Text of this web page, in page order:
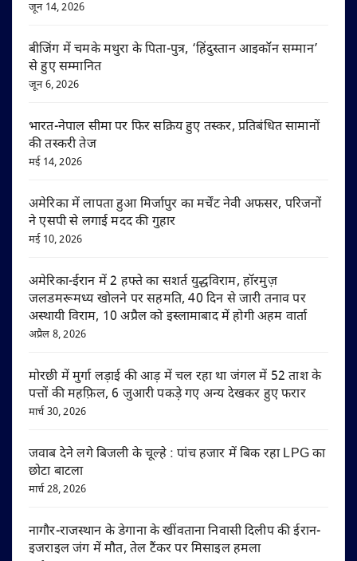
जून 14, 2026
बीजिंग में चमके मथुरा के पिता-पुत्र, ‘हिंदुस्तान आइकॉन सम्मान’
से हुए सम्मानित
जून 6, 2026
भारत-नेपाल सीमा पर फिर सक्रिय हुए तस्कर, प्रतिबंधित सामानों
की तस्करी तेज
मई 14, 2026
अमेरिका में लापता हुआ मिर्जापुर का मर्चेंट नेवी अफसर, परिजनों
ने एसपी से लगाई मदद की गुहार
मई 10, 2026
अमेरिका-ईरान में 2 हफ्ते का सशर्त युद्धविराम, हॉरमुज़
जलडमरूमध्य खोलने पर सहमति, 40 दिन से जारी तनाव पर
अस्थायी विराम, 10 अप्रैल को इस्लामाबाद में होगी अहम वार्ता
अप्रैल 8, 2026
मोरछी में मुर्गा लड़ाई की आड़ में चल रहा था जंगल में 52 ताश के
पत्तों की महफ़िल, 6 जुआरी पकड़े गए अन्य देखकर हुए फरार
मार्च 30, 2026
जवाब देने लगे बिजली के चूल्हे : पांच हजार में बिक रहा LPG का
छोटा बाटला
मार्च 28, 2026
नागौर-राजस्थान के डेगाना के खींवताना निवासी दिलीप की ईरान-
इजराइल जंग में मौत, तेल टैंकर पर मिसाइल हमला